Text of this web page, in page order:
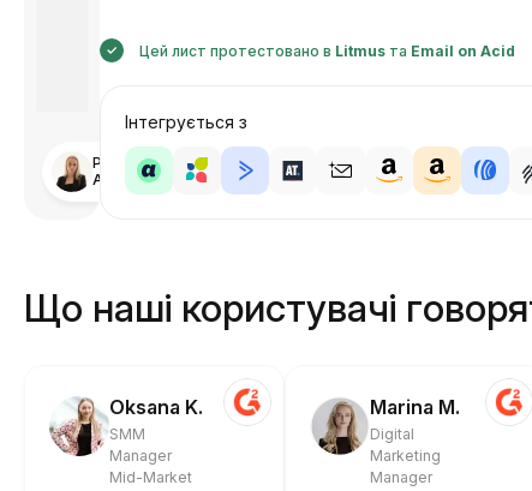
Розроблено
Анастасія
Цей лист протестовано в Litmus та Email on Acid
Інтегрується з
Що наші користувачі
Oksana K.
SMM
Manager
Mid-Market
Marina M.
Digital
Marketing
Manager